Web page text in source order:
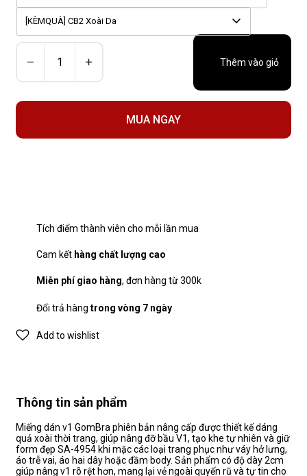
Thêm vào giỏ
MUA NGAY
Cam kết hàng chất lượng cao
Miễn phí giao hàng, đơn hàng từ 300k
Đổi trả hàng trong vòng 7 ngày
Add to wishlist
Tích điểm thành viên cho mỗi lần mua
[KÈMQUÀ] CB2 Xoài Da
Thông tin sản phẩm
Miếng dán v1 GomBra phiên bản nâng cấp được thiết kế dáng
quả xoài thời trang, giúp nâng đỡ bầu V1, tạo khe tự nhiên và giữ
form đẹp SA-4954 khi mặc các loại trang phục như váy hở lưng,
áo trễ vai, áo hai dây hoặc đầm body. Sản phẩm có độ dày 2cm
giúp nâng v1 rõ rệt hơn, mang lại vẻ ngoài quyến rũ và tự tin cho